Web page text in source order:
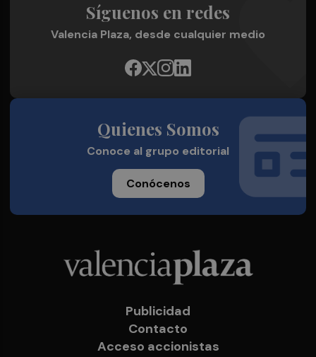
Síguenos en redes
Valencia Plaza, desde cualquier medio
Quienes Somos
Conoce al grupo editorial
Conócenos
Publicidad
Contacto
Acceso accionistas